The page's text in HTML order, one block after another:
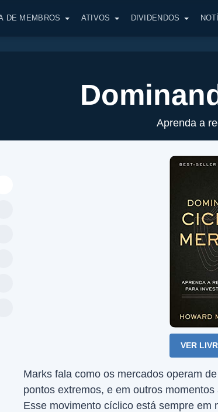
DE MEMBROS ATIVOS DIVIDENDOS
Aprenda a
VER
Marks fala como os mercados operam
pontos extremos, e em outros
Esse movimento cíclico está sempre